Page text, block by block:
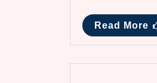
Read More